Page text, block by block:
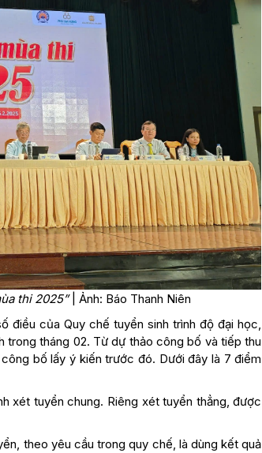
thi 2025”| Ảnh: Báo Thanh Niên
điều của Quy chế tuyển sinh trình độ đại học,
trong tháng 02. Từ dự thảo công bố và tiếp thu
bố lấy ý kiến trước đó. Dưới đây là 7 điểm
xét tuyển chung. Riêng xét tuyển thẳng, được
theo yêu cầu trong quy chế, là dùng kết quả